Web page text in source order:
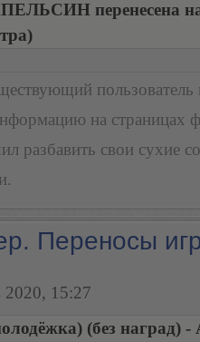
перенесена на
пользователь
на страницах
разбавить свои сухие
Переносы
2020, 15:27
(без наград)